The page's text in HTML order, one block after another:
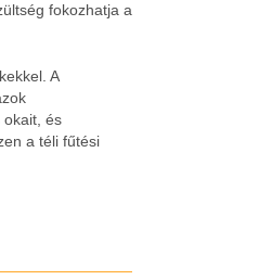
fokozhatja a
A
okait, és
a téli fűtési